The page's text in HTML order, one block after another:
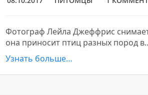
Фотограф Лейла Джеффрис
она приносит птиц разных пород
Узнать больше…